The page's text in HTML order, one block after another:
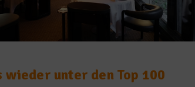
wieder unter den Top 100